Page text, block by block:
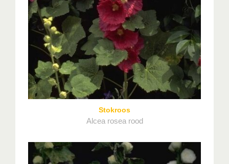
Stokroos
Alcea rosea rood